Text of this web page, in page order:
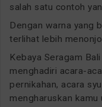
salah satu contoh
Dengan warna yang
terlihat lebih
Kebaya Seragam
menghadiri acara-
pernikahan, acara
mengharuskan kamu